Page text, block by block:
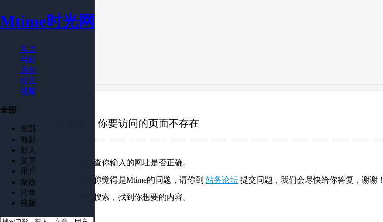
Mtime时光网
首页
电影
原创
社区
视频
全部|
全部
电影
影人
文章
用户
家族
片单
视频
很抱歉，你要访问的页面不存在
请检查你输入的网址是否正确。
如果你觉得是Mtime的问题，请你到 站务论坛 提交问题，我们会尽快给你答复，谢谢！
直接搜索，找到你想要的内容。